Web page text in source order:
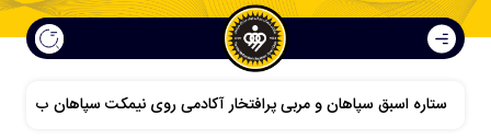
ستاره اسبق سپاهان و مربی پرافتخار آکادمی روی نیمکت سپاهان ب